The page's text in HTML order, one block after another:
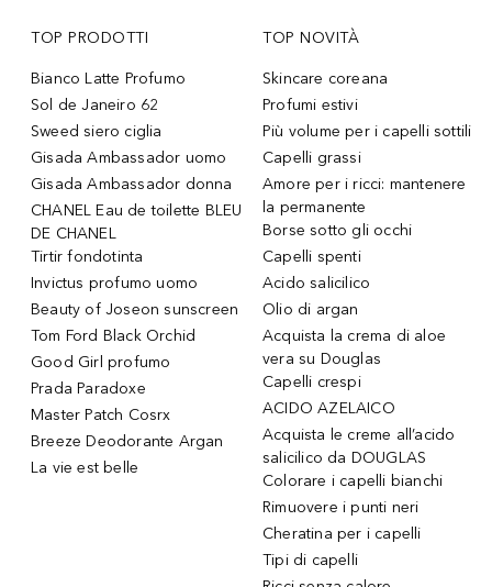
TOP PRODOTTI
Bianco Latte Profumo
Sol de Janeiro 62
Sweed siero ciglia
Gisada Ambassador uomo
Gisada Ambassador donna
CHANEL Eau de toilette BLEU
DE CHANEL
Tirtir fondotinta
Invictus profumo uomo
Beauty of Joseon sunscreen
Tom Ford Black Orchid
Good Girl profumo
Prada Paradoxe
Master Patch Cosrx
Breeze Deodorante Argan
La vie est belle
TOP NOVITÀ
Skincare coreana
Profumi estivi
Più volume per i capelli sottili
Capelli grassi
Amore per i ricci: mantenere
la permanente
Borse sotto gli occhi
Capelli spenti
Acido salicilico
Olio di argan
Acquista la crema di aloe
vera su Douglas
Capelli crespi
ACIDO AZELAICO
Acquista le creme all’acido
salicilico da DOUGLAS
Colorare i capelli bianchi
Rimuovere i punti neri
Cheratina per i capelli
Tipi di capelli